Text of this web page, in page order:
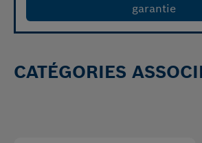
garantie
CATÉGORIES